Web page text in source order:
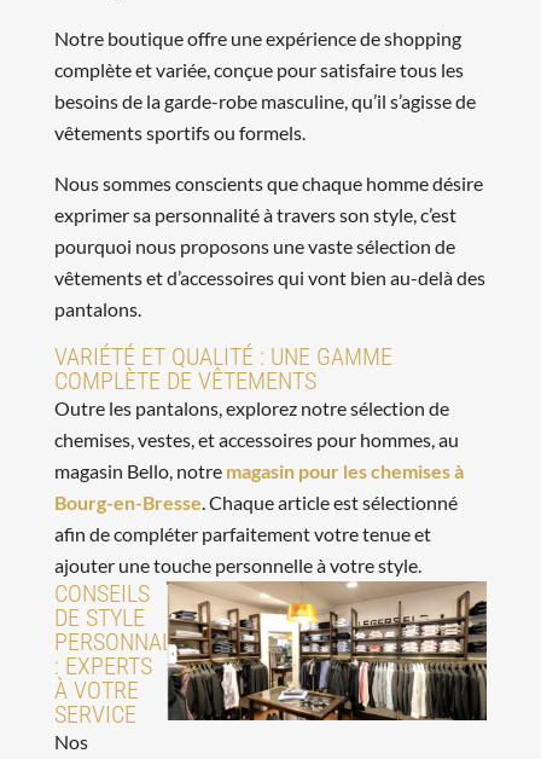
Notre boutique offre une expérience de shopping
complète et variée, conçue pour satisfaire tous les
besoins de la garde-robe masculine, qu’il s’agisse de
vêtements sportifs ou formels.
Nous sommes conscients que chaque homme désire
exprimer sa personnalité à travers son style, c’est
pourquoi nous proposons une vaste sélection de
vêtements et d’accessoires qui vont bien au-delà des
pantalons.
VARIÉTÉ ET QUALITÉ : UNE GAMME
COMPLÈTE DE VÊTEMENTS
Outre les pantalons, explorez notre sélection de
chemises, vestes, et accessoires pour hommes, au
magasin Bello, notre magasin pour les chemises à
Bourg-en-Bresse . Chaque article est sélectionné
afin de compléter parfaitement votre tenue et
ajouter une touche personnelle à votre style.
CONSEILS
DE STYLE
PERSONNALISÉS
: EXPERTS
À VOTRE
SERVICE
Nos